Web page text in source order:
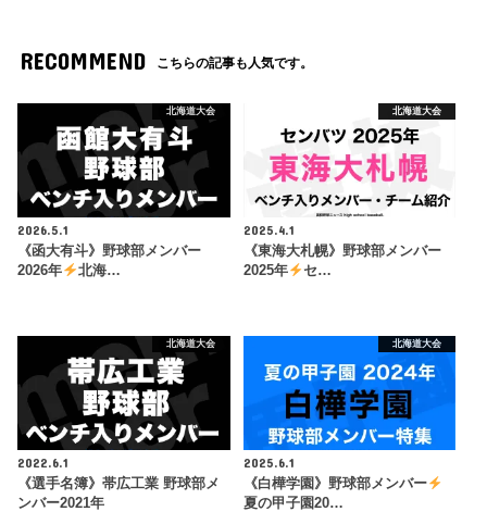
RECOMMEND こちらの記事も人気です。
北海道大会
2026.5.1
《函大有斗》野球部メンバー
2026年
北海…
北海道大会
2025.4.1
《東海大札幌》野球部メンバー
2025年
セ…
北海道大会
2022.6.1
《選手名簿》帯広工業 野球部メ
ンバー2021年
北海道大会
2025.6.1
《白樺学園》野球部メンバー
夏の甲子園20…